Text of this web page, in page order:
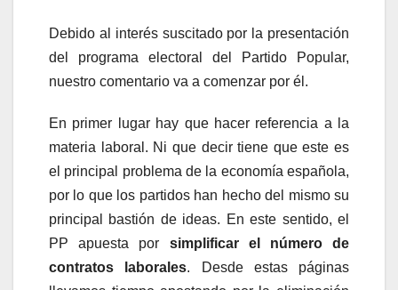
Debido al interés suscitado por la presentación
del programa electoral del Partido Popular,
nuestro comentario va a comenzar por él.
En primer lugar hay que hacer referencia a la
materia laboral. Ni que decir tiene que este es
el principal problema de la economía española,
por lo que los partidos han hecho del mismo su
principal bastión de ideas. En este sentido, el
PP apuesta por simplificar el número de
contratos laborales. Desde estas páginas